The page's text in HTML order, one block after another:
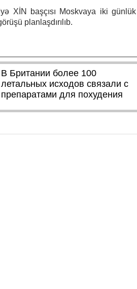
XİN başçısı Moskvaya iki
planlaşdırılıb.